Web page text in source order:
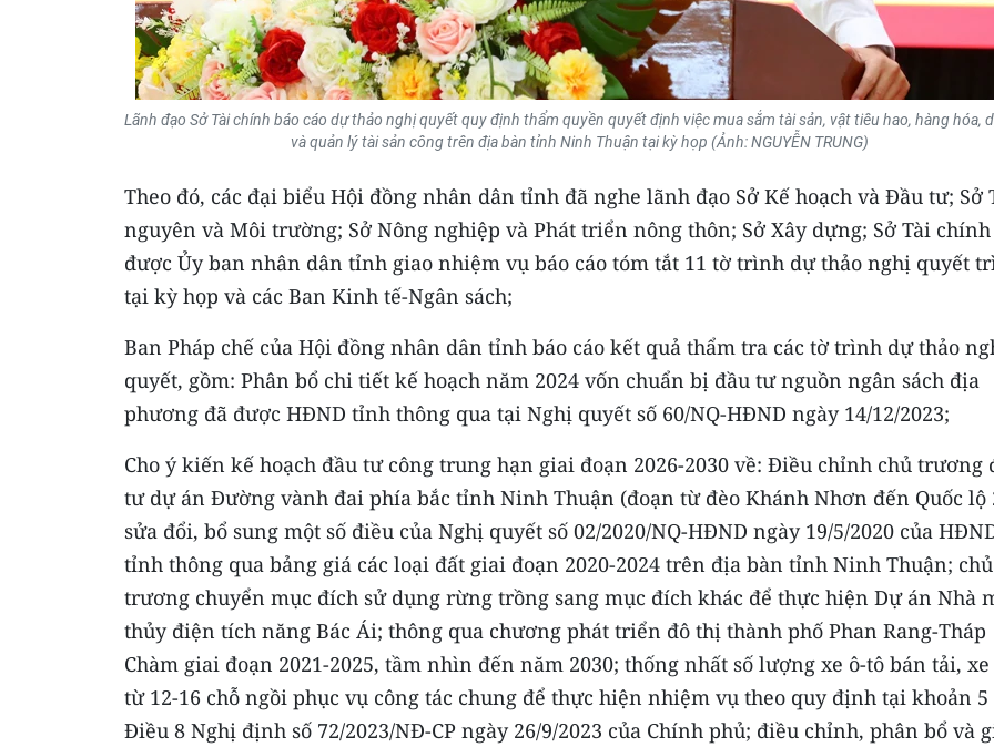
Lãnh đạo Sở Tài chính báo cáo dự thảo nghị quyết quy định thẩm quyền quyết định việc mua sắm tài sản, vật tiêu hao, hàng hóa,
và quản lý tài sản công trên địa bàn tỉnh Ninh Thuận tại kỳ họp (Ảnh: NGUYỄN TRUNG)
Theo đó, các đại biểu Hội đồng nhân dân tỉnh đã nghe lãnh đạo Sở Kế hoạch và Đầu tư; Sở
nguyên và Môi trường; Sở Nông nghiệp và Phát triển nông thôn; Sở Xây dựng; Sở Tài chính
được Ủy ban nhân dân tỉnh giao nhiệm vụ báo cáo tóm tắt 11 tờ trình dự thảo nghị quyết
tại kỳ họp và các Ban Kinh tế-Ngân sách;
Ban Pháp chế của Hội đồng nhân dân tỉnh báo cáo kết quả thẩm tra các tờ trình dự thảo
quyết, gồm: Phân bổ chi tiết kế hoạch năm 2024 vốn chuẩn bị đầu tư nguồn ngân sách địa
phương đã được HĐND tỉnh thông qua tại Nghị quyết số 60/NQ-HĐND ngày 14/12/2023;
Cho ý kiến kế hoạch đầu tư công trung hạn giai đoạn 2026-2030 về: Điều chỉnh chủ trương
tư dự án Đường vành đai phía bắc tỉnh Ninh Thuận (đoạn từ đèo Khánh Nhơn đến Quốc lộ
sửa đổi, bổ sung một số điều của Nghị quyết số 02/2020/NQ-HĐND ngày 19/5/2020 của
tỉnh thông qua bảng giá các loại đất giai đoạn 2020-2024 trên địa bàn tỉnh Ninh Thuận; chủ
trương chuyển mục đích sử dụng rừng trồng sang mục đích khác để thực hiện Dự án Nhà
thủy điện tích năng Bác Ái; thông qua chương phát triển đô thị thành phố Phan Rang-Tháp
Chàm giai đoạn 2021-2025, tầm nhìn đến năm 2030; thống nhất số lượng xe ô-tô bán tải, xe
từ 12-16 chỗ ngồi phục vụ công tác chung để thực hiện nhiệm vụ theo quy định tại khoản 5
Điều 8 Nghị định số 72/2023/NĐ-CP ngày 26/9/2023 của Chính phủ; điều chỉnh, phân bổ và